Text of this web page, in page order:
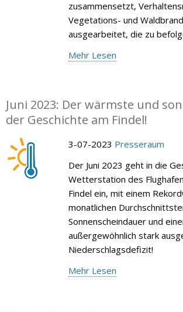
zusammensetzt,
Vegetations- und
ausgearbeitet, die zu
Mehr Lesen
Juni 2023: Der wärmste und
der Geschichte am Findel!
3-07-2023 Presseraum
Der Juni 2023 geht in die
Wetterstation des
Findel ein, mit einem
monatlichen
Sonnenscheindauer und
außergewöhnlich stark
Niederschlagsdefizit!
Mehr Lesen